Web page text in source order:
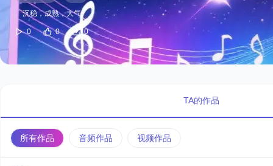
沉稳，成熟，大气
0 0 0
TA的作品
所有作品 音频作品 视频作品